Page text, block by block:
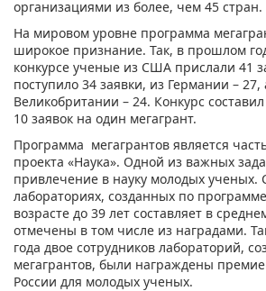
организациями из более, чем 45 стран.
На мировом уровне программа
широкое признание. Так, в прошлом
конкурсе ученые из США прислали 41
поступило 34 заявки, из Германии – 27,
Великобритании – 24. Конкурс
10 заявок на один мегагрант.
Программа мегагрантов является
проекта «Наука». Одной из важных
привлечение в науку молодых ученых.
лабораториях, созданных по
возрасте до 39 лет составляет в
отмечены в том числе из наградами.
года двое сотрудников лабораторий,
мегагрантов, были награждены
России для молодых ученых.